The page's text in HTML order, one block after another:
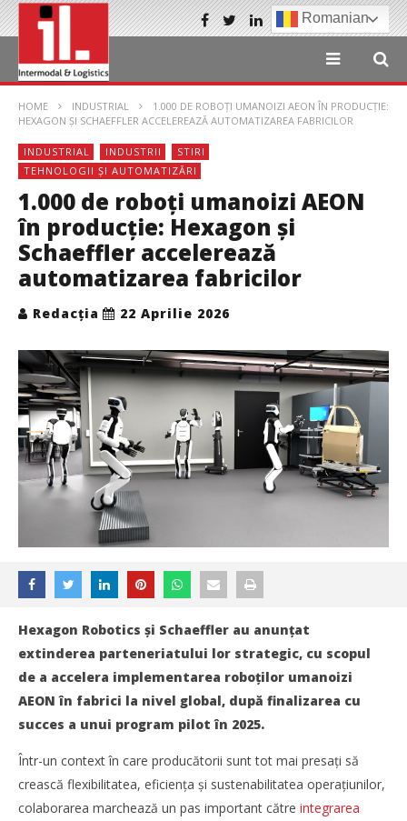
Romanian
HOME INDUSTRIAL
1.000 DE ROBOȚI UMANOIZI AEON ÎN PRODUCȚIE:
HEXAGON ȘI SCHAEFFLER ACCELEREAZĂ AUTOMATIZAREA FABRICILOR
INDUSTRIAL INDUSTRII
STIRI
TEHNOLOGII ȘI AUTOMATIZĂRI
1.000 de roboți umanoizi AEON
în producție: Hexagon și
Schaeffler accelerează
automatizarea fabricilor
Redacția 22 Aprilie 2026
Hexagon Robotics și Schaeffler au anunțat
extinderea parteneriatului lor strategic, cu scopul
de a accelera implementarea roboților umanoizi
AEON în fabrici la nivel global, după finalizarea cu
succes a unui program pilot în 2025.
Într-un context în care producătorii sunt tot mai presați să
crească flexibilitatea, eficiența și sustenabilitatea operațiunilor,
colaborarea marchează un pas important către integrarea